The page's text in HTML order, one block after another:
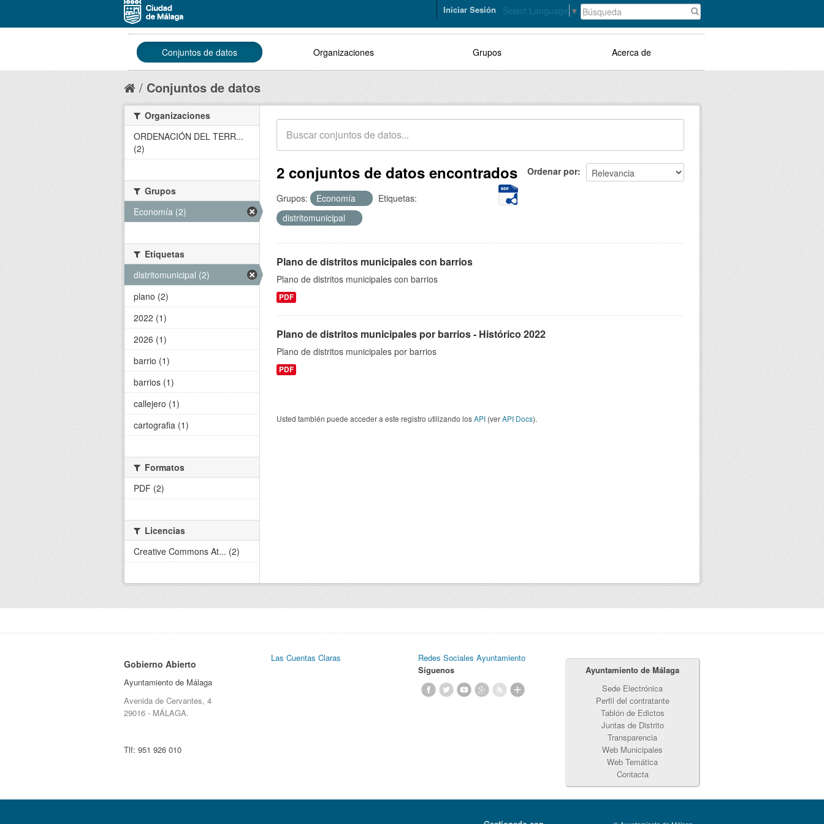
Select Language ▼
Iniciar Sesión
Conjuntos de datos Organizaciones Grupos Acerca de
Conjuntos de datos
Ordenar por
2 conjuntos de datos encontrados
Grupos: Economía
Etiquetas:
distritomunicipal
Plano de distritos municipales con barrios
Plano de distritos municipales con barrios
PDF
Plano de distritos municipales por barrios - Histórico 2022
Plano de distritos municipales por barrios
PDF
Usted también puede acceder a este registro utilizando losAPI (verAPI Docs).
Organizaciones
ORDENACIÓN DEL TERR...
(2)
Grupos
Economía (2)
Etiquetas
distritomunicipal (2)
plano (2)
2022 (1)
2026 (1)
barrio (1)
barrios (1)
callejero (1)
cartografia (1)
Formatos
PDF (2)
Licencias
Creative Commons At... (2)
Gobierno Abierto
Ayuntamiento de Málaga
Avenida de Cervantes, 4
29016 - MÁLAGA.
Tlf: 951 926 010
Las Cuentas Claras
Redes Sociales Ayuntamiento
Síguenos
Ayuntamiento de Málaga
Sede Electrónica
Perfil del contratante
Tablón de Edictos
Juntas de Distrito
Transparencia
Web Municipales
Web Temática
Contacta